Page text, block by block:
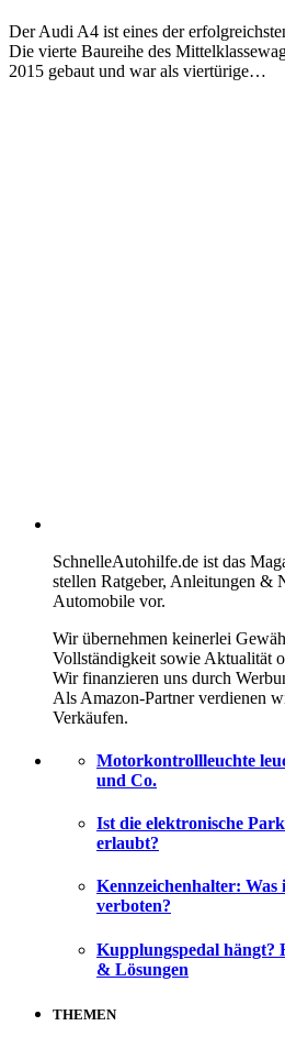
Der Audi A4 ist eines der
Die vierte Baureihe des
2015 gebaut und war als viertürige…
SchnelleAutohilfe.de ist das
stellen Ratgeber, Anleitungen &
Automobile vor.
Wir übernehmen keinerlei
Vollständigkeit sowie Aktualität
Wir finanzieren uns durch
Als Amazon-Partner verdienen
Verkäufen.
Motorkontrollleuchte
und Co.
Ist die elektronische
erlaubt?
Kennzeichenhalter: Was
verboten?
Kupplungspedal hängt?
& Lösungen
THEMEN